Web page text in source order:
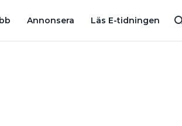
Annonsera Läs E-tidningen
FÅR GRÖNT LJUS I SCHWEIZ – HUR